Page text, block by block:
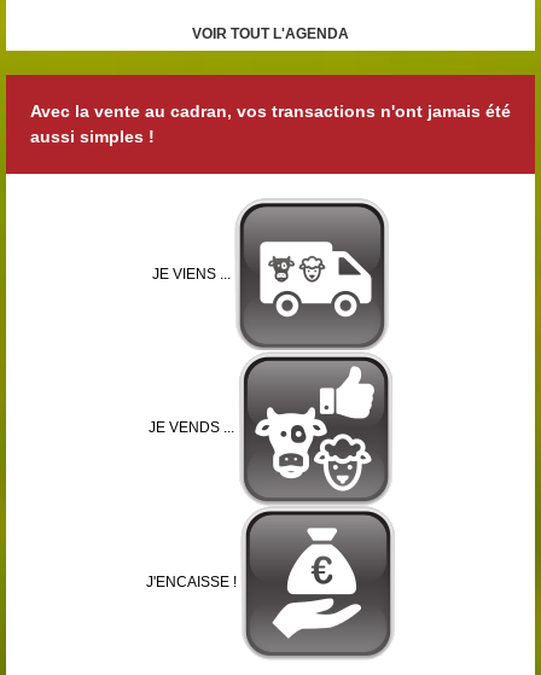
VOIR TOUT L'AGENDA
Avec la vente au cadran, vos transactions n'ont jamais été
aussi simples !
JE VIENS ...
JE VENDS ...
J'ENCAISSE !